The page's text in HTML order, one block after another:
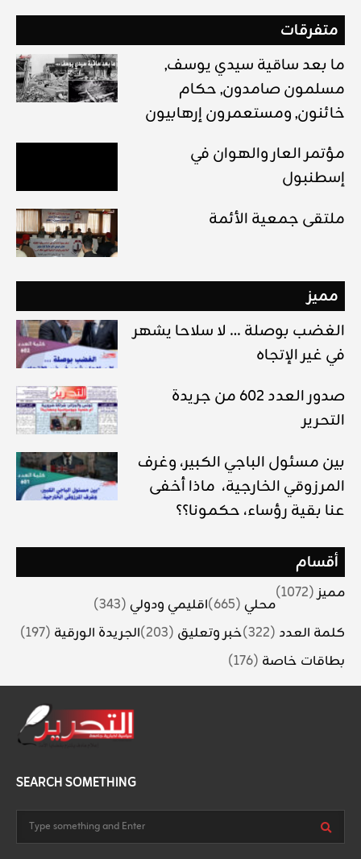
متفرقات
ما بعد ساقية سيدي يوسف,
مسلمون صامدون, حكام
خائنون, ومستعمرون إرهابيون
مؤتمر العار والهوان في
إسطنبول
ملتقى جمعية الأئمة
مميز
الغضب بوصلة … لا سلاحا يشهر
في غير الإتجاه
صدور العدد 602 من جريدة
التحرير
بين مسئول الباجي الكبير، وغرف
المرزوقي الخارجية، ماذا أخفى
عنا بقية رؤساء، حكمونا؟؟
أقسام
مميز(1072)
محلي (665) اقليمي ودولي (343)
كلمة العدد (322) خبر وتعليق (203) الجريدة الورقية (197)
بطاقات خاصة (176)
SEARCH SOMETHING